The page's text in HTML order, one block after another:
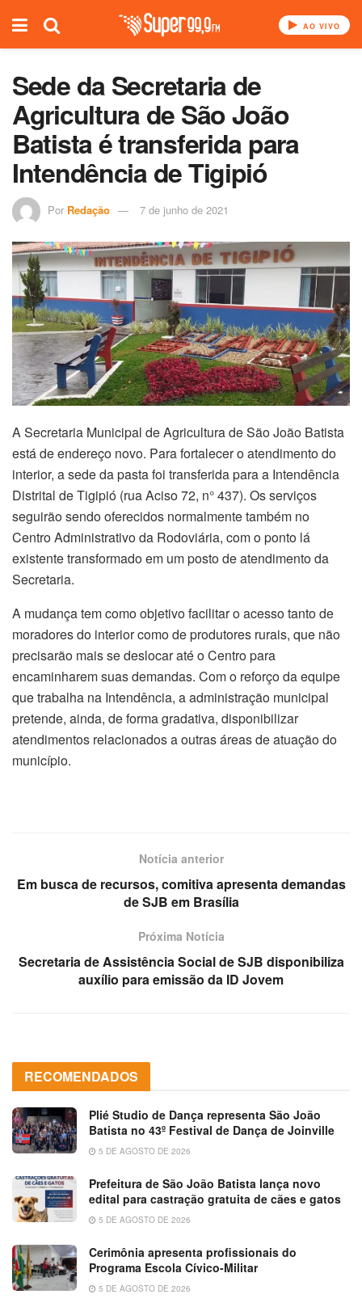
AO VIVO
Sede da Secretaria de
Agricultura de São João
Batista é transferida para
Intendência de Tigipió
Por Redação 7 de junho de 2021
A Secretaria Municipal de Agricultura de São João Batista
está de endereço novo. Para fortalecer o atendimento do
interior, a sede da pasta foi transferida para a Intendência
Distrital de Tigipió (rua Aciso 72, n° 437). Os serviços
seguirão sendo oferecidos normalmente também no
Centro Administrativo da Rodoviária, com o ponto lá
existente transformado em um posto de atendimento da
Secretaria.
A mudança tem como objetivo facilitar o acesso tanto de
moradores do interior como de produtores rurais, que não
precisarão mais se deslocar até o Centro para
encaminharem suas demandas. Com o reforço da equipe
que trabalha na Intendência, a administração municipal
pretende, ainda, de forma gradativa, disponibilizar
atendimentos relacionados a outras áreas de atuação do
município.
Notícia anterior
Em busca de recursos, comitiva apresenta demandas
de SJB em Brasília
Próxima Notícia
Secretaria de Assistência Social de SJB disponibiliza
auxílio para emissão da ID Jovem
RECOMENDADOS
Plié Studio de Dança representa São João
Batista no 43º Festival de Dança de Joinville
5 DE AGOSTO DE 2026
Prefeitura de São João Batista lança novo
edital para castração gratuita de cães e gatos
5 DE AGOSTO DE 2026
Cerimônia apresenta profissionais do
Programa Escola Cívico-Militar
5 DE AGOSTO DE 2026